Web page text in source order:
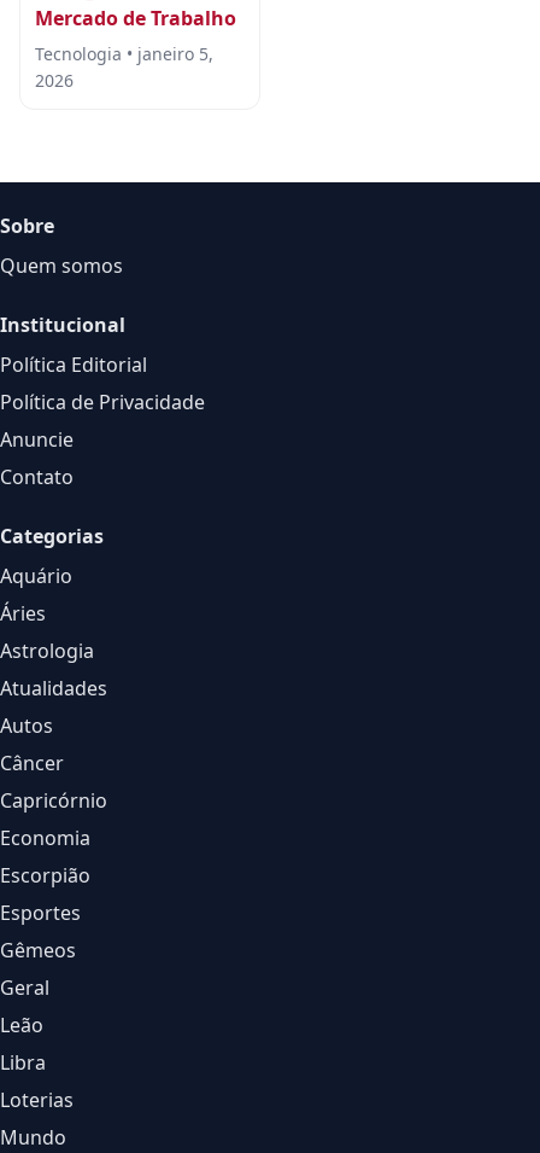
Mercado de Trabalho
Tecnologia • janeiro 5,
2026
Sobre
Quem somos
Institucional
Política Editorial
Política de Privacidade
Anuncie
Contato
Categorias
Aquário
Áries
Astrologia
Atualidades
Autos
Câncer
Capricórnio
Economia
Escorpião
Esportes
Gêmeos
Geral
Leão
Libra
Loterias
Mundo